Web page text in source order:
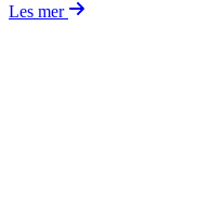
Les mer